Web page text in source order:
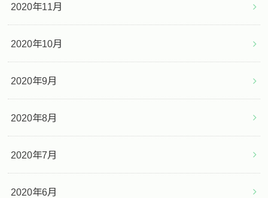
2020年11月
2020年10月
2020年9月
2020年8月
2020年7月
2020年6月